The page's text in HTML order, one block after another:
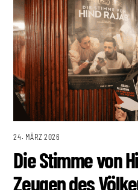
24. MÄRZ 2026
Die Stimme von
Zeugen des